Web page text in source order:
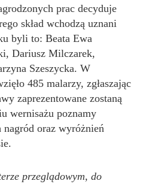
prac decyduje
skład wchodzą uznani
byli to: Beata Ewa
Dariusz Milczarek,
Szeszycka. W
485 malarzy, zgłaszając
zaprezentowane zostaną
wernisażu poznamy
nagród oraz wyróżnień
przeglądowym, do